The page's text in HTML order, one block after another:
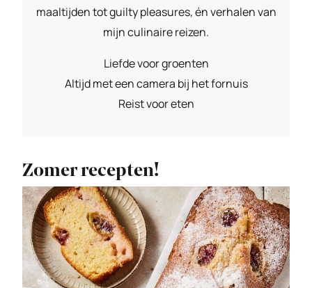
maaltijden tot guilty pleasures, én verhalen van
mijn culinaire reizen.
Liefde voor groenten
Altijd met een camera bij het fornuis
Reist voor eten
Zomer recepten!